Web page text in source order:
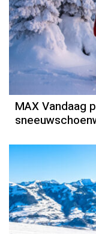
MAX Vandaag